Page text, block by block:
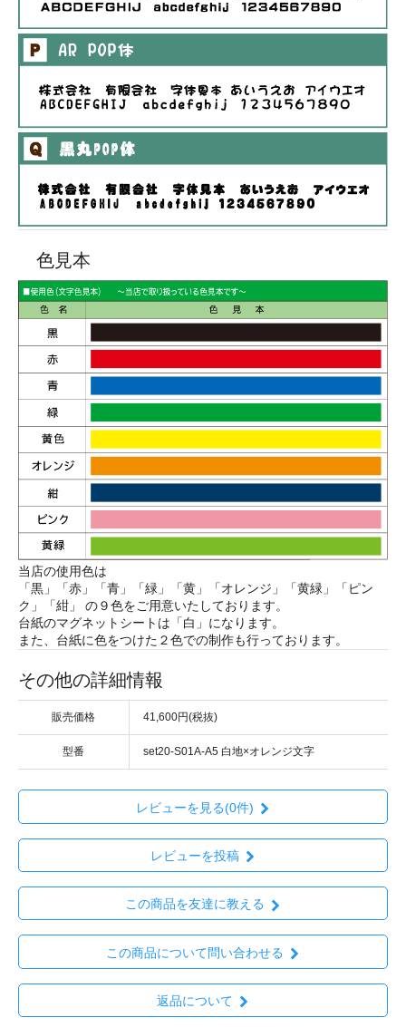
色見本
当店の使用色は
「黒」「赤」「青」「緑」「黄」「オレンジ」「黄緑」「ピン
ク」「紺」 の９色をご用意いたしております。
台紙のマグネットシートは「白」になります。
また、台紙に色をつけた２色での制作も行っております。
その他の詳細情報
販売価格 41,600円(税抜)
型番 set20-S01A-A5 白地×オレンジ文字
レビューを見る(0件)
レビューを投稿
この商品を友達に教える
この商品について問い合わせる
返品について